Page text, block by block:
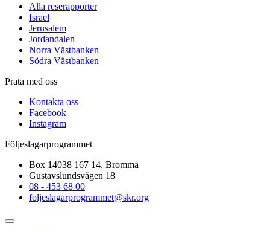
Alla reserapporter
Israel
Jerusalem
Jordandalen
Norra Västbanken
Södra Västbanken
Prata med oss
Kontakta oss
Facebook
Instagram
Följeslagarprogrammet
Box 14038 167 14, Bromma
Gustavslundsvägen 18
08 - 453 68 00
foljeslagarprogrammet@skr.org